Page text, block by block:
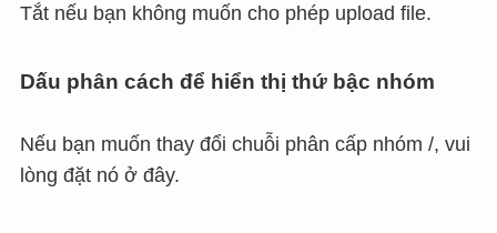
Tắt nếu bạn không muốn cho phép upload file.
Dấu phân cách để hiển thị thứ bậc nhóm
Nếu bạn muốn thay đổi chuỗi phân cấp nhóm /, vui
lòng đặt nó ở đây.